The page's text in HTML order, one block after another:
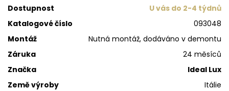
Dostupnost
U vás do 2-4 týdnů
Katalogové číslo
093048
Montáž
Nutná montáž, dodáváno v demontu
Záruka
24 měsíců
Značka
Ideal Lux
Země výroby
Itálie